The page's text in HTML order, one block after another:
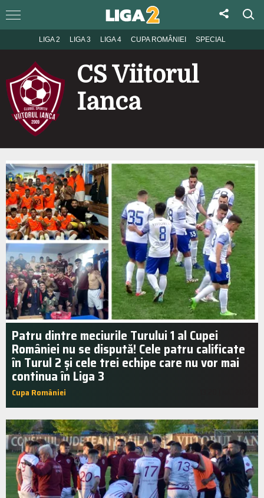
LIGA 2 LIGA 3 LIGA 4 CUPA ROMÂNIEI SPECIAL
CS Viitorul
Ianca
Patru dintre meciurile Turului 1 al Cupei
României nu se dispută! Cele patru calificate
în Turul 2 și cele trei echipe care nu vor mai
continua în Liga 3
Cupa României